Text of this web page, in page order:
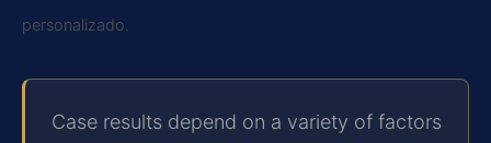
personalizado.
Case results depend on a variety of factors